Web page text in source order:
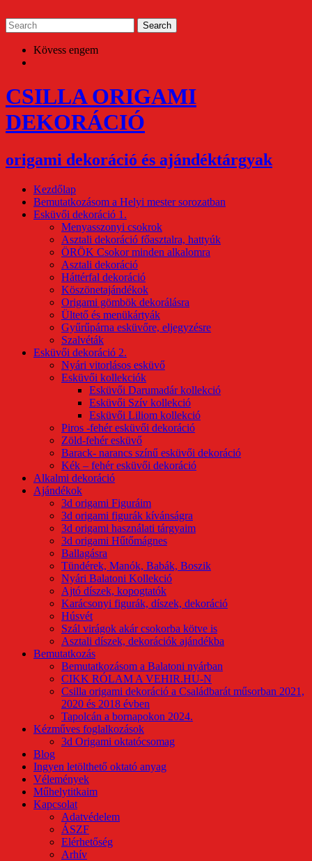
to
content
Kövess engem
CSILLA ORIGAMI
DEKORÁCIÓ
origami dekoráció és ajándéktárgyak
Kezdőlap
Bemutatkozásom a Helyi mester sorozatban
Esküvői dekoráció 1.
Menyasszonyi csokrok
Asztali dekoráció főasztalra, hattyúk
ÖRÖK Csokor minden alkalomra
Asztali dekoráció
Háttérfal dekoráció
Köszönetajándékok
Origami gömbök dekorálásra
Ültető és menükártyák
Gyűrűpárna esküvőre, eljegyzésre
Szalvéták
Esküvői dekoráció 2.
Nyári vitorlásos esküvő
Esküvői kollekciók
Esküvői Darumadár kollekció
Esküvői Szív kollekció
Esküvői Liliom kollekció
Piros -fehér esküvői dekoráció
Zöld-fehér esküvő
Barack- narancs színű esküvői dekoráció
Kék – fehér esküvői dekoráció
Alkalmi dekoráció
Ajándékok
3d origami Figuráim
3d origami figurák kívánságra
3d origami használati tárgyaim
3d origami Hűtőmágnes
Ballagásra
Tündérek, Manók, Babák, Boszik
Nyári Balatoni Kollekció
Ajtó díszek, kopogtatók
Karácsonyi figurák, díszek, dekoráció
Húsvét
Szál virágok akár csokorba kötve is
Asztali díszek, dekorációk ajándékba
Bemutatkozás
Bemutatkozásom a Balatoni nyárban
CIKK RÓLAM A VEHIR.HU-N
Csilla origami dekoráció a Családbarát műsorban 2021,
2020 és 2018 évben
Tapolcán a bornapokon 2024.
Kézműves foglalkozások
3d Origami oktatócsomag
Blog
Ingyen letölthető oktató anyag
Vélemények
Műhelytitkaim
Kapcsolat
Adatvédelem
ÁSZF
Elérhetőség
Arhív